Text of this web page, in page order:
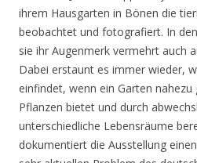
ihrem Hausgarten in Bönen die
beobachtet und fotografiert. In
sie ihr Augenmerk vermehrt auch
Dabei erstaunt es immer wieder,
einfindet, wenn ein Garten nahezu
Pflanzen bietet und durch
unterschiedliche Lebensräume
dokumentiert die Ausstellung